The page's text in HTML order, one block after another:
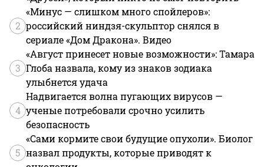
2
«Минус — слишком много спойлеров»:
российский ниндзя-скульптор снялся в
сериале «Дом Дракона». Видео
3
«Август принесет новые возможности»: Тамара
Глоба назвала, кому из знаков зодиака
улыбнется удача
4
Надвигается волна пугающих вирусов —
ученые потребовали срочно усилить
безопасность
5
«Сами кормите свои будущие опухоли». Биолог
назвал продукты, которые приводят к